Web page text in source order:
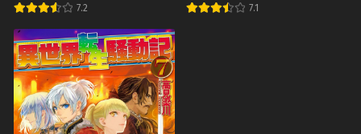
Chapter 210 Chapter 209
Chapter 208
มิถุนายน 30, 2023
Chapter 206
มิถุนายน 30, 2023
ของ
ราชา
ฮาเร็ม
ยอด
นัก
ตอก
7.2
Sekai
no
Owari
no
Sekairoku
7.1